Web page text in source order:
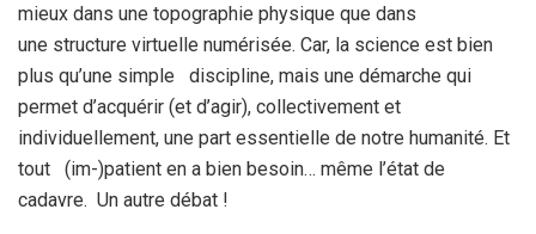
mieux dans une topographie physique que dans
une structure virtuelle numérisée. Car, la science est bien
plus qu’une simple discipline, mais une démarche qui
permet d’acquérir (et d’agir), collectivement et
individuellement, une part essentielle de notre humanité. Et
tout (im-)patient en a bien besoin… même l’état de
cadavre. Un autre débat !